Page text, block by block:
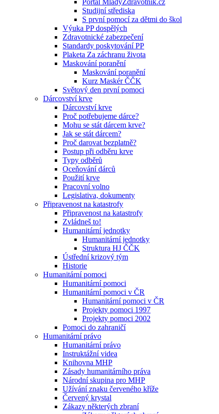
Portál MladyZdravotnik.cz
Studijní střediska
S první pomocí za dětmi do škol
Výuka PP dospělých
Zdravotnické zabezpečení
Standardy poskytování PP
Plaketa Za záchranu života
Maskování poranění
Maskování poranění
Kurz Maskér ČČK
Světový den první pomoci
Dárcovství krve
Dárcovství krve
Proč potřebujeme dárce?
Mohu se stát dárcem krve?
Jak se stát dárcem?
Proč darovat bezplatně?
Postup při odběru krve
Typy odběrů
Oceňování dárců
Použití krve
Pracovní volno
Legislativa, dokumenty
Připravenost na katastrofy
Připravenost na katastrofy
Zvládneš to!
Humanitární jednotky
Humanitární jednotky
Struktura HJ ČČK
Ústřední krizový tým
Historie
Humanitární pomoci
Humanitární pomoci
Humanitární pomoci v ČR
Humanitární pomoci v ČR
Projekty pomoci 1997
Projekty pomoci 2002
Pomoci do zahraničí
Humanitární právo
Humanitární právo
Instruktážní videa
Knihovna MHP
Zásady humanitárního práva
Národní skupina pro MHP
Užívání znaku červeného kříže
Červený krystal
Zákazy některých zbraní